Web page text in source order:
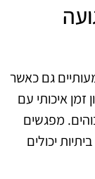
גם כאשר
איכותי עם
מפגשים
יכולים